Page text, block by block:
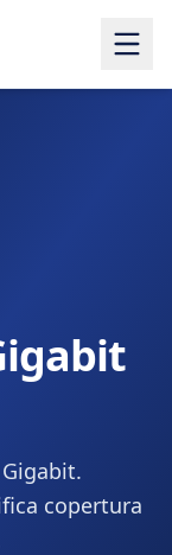
Gigabit.
copertura